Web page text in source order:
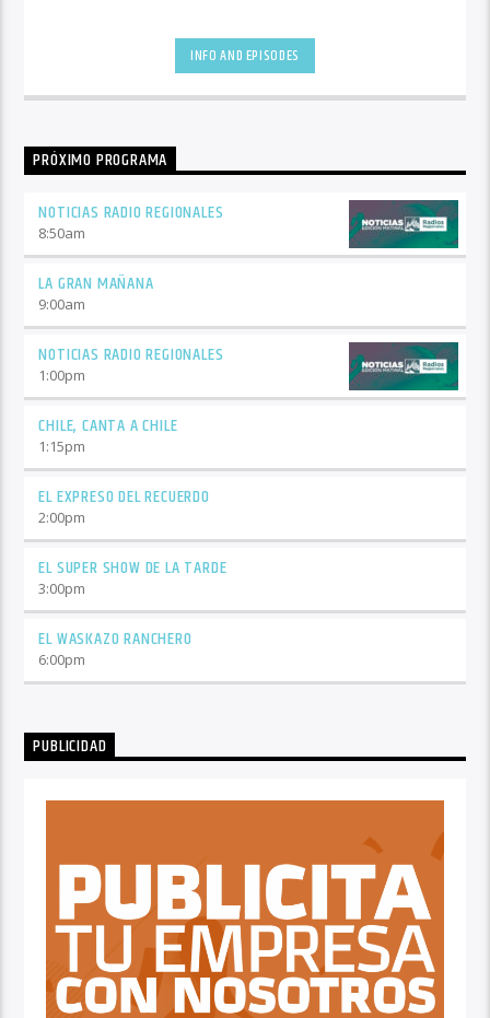
INFO AND EPISODES
PRÓXIMO PROGRAMA
NOTICIAS RADIO REGIONALES
8:50am
LA GRAN MAÑANA
9:00am
NOTICIAS RADIO REGIONALES
1:00pm
CHILE, CANTA A CHILE
1:15pm
EL EXPRESO DEL RECUERDO
2:00pm
EL SUPER SHOW DE LA TARDE
3:00pm
EL WASKAZO RANCHERO
6:00pm
PUBLICIDAD